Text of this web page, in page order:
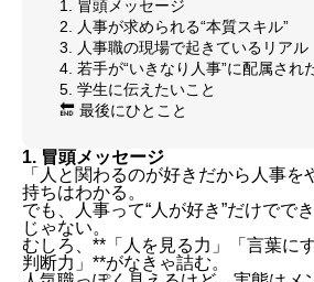
1. 冒頭メッセージ
2. 人事が求められる“本質スキル”
3. 人事職の現場で起きているリアル
4. 若手が“いきなり人事”に配属され
5. 学生に伝えたいこと
🔚 最後にひとこと
1. 冒頭メッセージ
「人と関わるのが好きだから人事
持ちはわかる。
でも、人事って“人が好き”だけでで
じゃない。
むしろ、**「人を見る力」「言葉に
判断力」**がなきゃ詰む。